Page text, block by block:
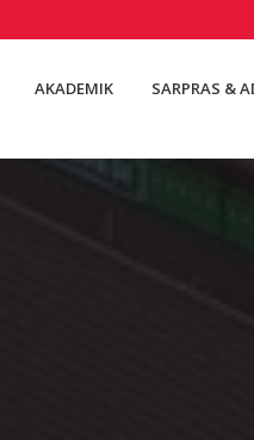
AKADEMIK SARPRAS &